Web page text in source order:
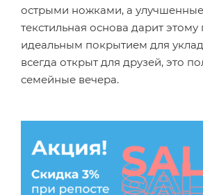
острыми ножками, а улучшенные
текстильная основа дарит
идеальным покрытием для
всегда открыт для друзей, это
семейные вечера.